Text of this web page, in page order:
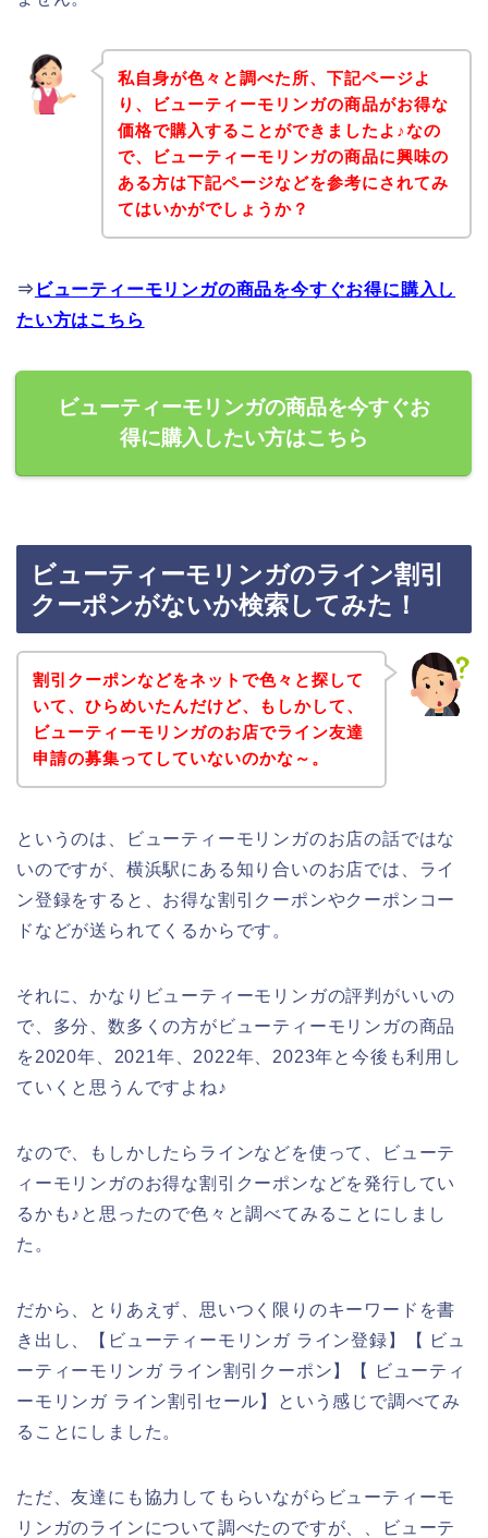
私自身が色々と調べた所、下記ページよ
り、ビューティーモリンガの商品がお得な
価格で購入することができましたよ♪なの
で、ビューティーモリンガの商品に興味の
ある方は下記ページなどを参考にされてみ
てはいかがでしょうか？
⇒ ビューティーモリンガの商品を今すぐお得に購入し
たい方はこちら
ビューティーモリンガの商品を今すぐお
得に購入したい方はこちら
ビューティーモリンガのライン割引
クーポンがないか検索してみた！
割引クーポンなどをネットで色々と探して
いて、ひらめいたんだけど、もしかして、
ビューティーモリンガのお店でライン友達
申請の募集ってしていないのかな～。
というのは、ビューティーモリンガのお店の話ではな
いのですが、横浜駅にある知り合いのお店では、ライ
ン登録をすると、お得な割引クーポンやクーポンコー
ドなどが送られてくるからです。
それに、かなりビューティーモリンガの評判がいいの
で、多分、数多くの方がビューティーモリンガの商品
を2020年、2021年、2022年、2023年と今後も利用し
ていくと思うんですよね♪
なので、もしかしたらラインなどを使って、ビューテ
ィーモリンガのお得な割引クーポンなどを発行してい
るかも♪と思ったので色々と調べてみることにしまし
た。
だから、とりあえず、思いつく限りのキーワードを書
き出し、【ビューティーモリンガ ライン登録】【 ビュ
ーティーモリンガ ライン割引クーポン】【 ビューティ
ーモリンガ ライン割引セール】という感じで調べてみ
ることにしました。
ただ、友達にも協力してもらいながらビューティーモ
リンガのラインについて調べたのですが、、ビューテ